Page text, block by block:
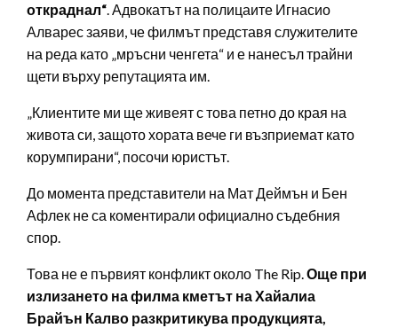
откраднал“. Адвокатът на полицаите Игнасио
Алварес заяви, че филмът представя служителите
на реда като „мръсни ченгета“ и е нанесъл трайни
щети върху репутацията им.
„Клиентите ми ще живеят с това петно до края на
живота си, защото хората вече ги възприемат като
корумпирани“, посочи юристът.
До момента представители на Мат Деймън и Бен
Афлек не са коментирали официално съдебния
спор.
Това не е първият конфликт около The Rip.Още при
излизането на филма кметът на Хайалиа
Брайън Калво разкритикува продукцията,